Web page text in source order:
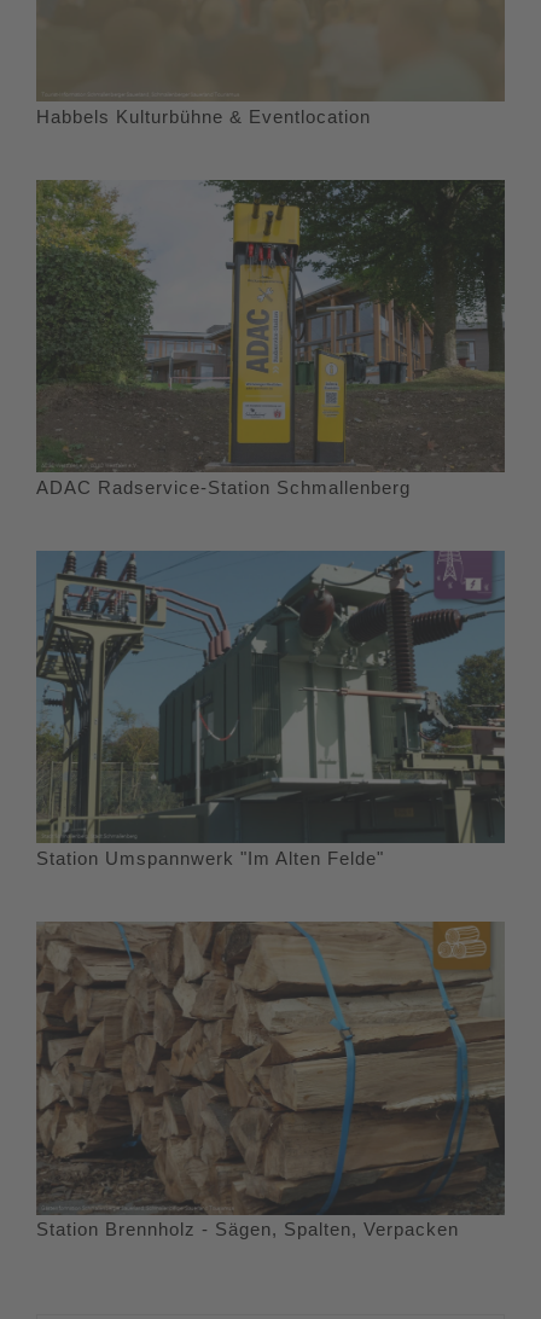
Habbels Kulturbühne & Eventlocation
ADAC Radservice-Station Schmallenberg
Station Umspannwerk "Im Alten Felde"
Station Brennholz - Sägen, Spalten, Verpacken